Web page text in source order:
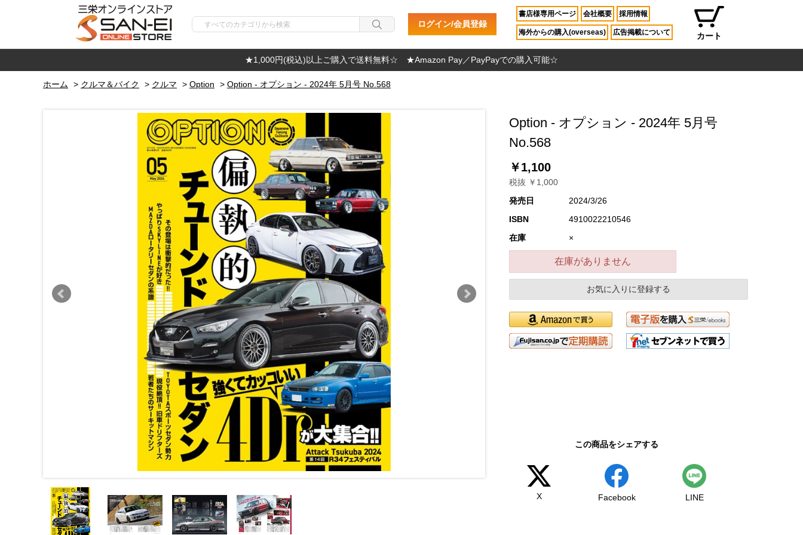
ログイン/会員登録
書店様専用ページ 会社概要 採用情報
海外からの購入(overseas) 広告掲載について カート
★1,000円(税込)以上ご購入で送料無料☆ ★Amazon Pay／PayPayでの購入可能☆
ホーム > クルマ＆バイク > クルマ > Option > Option - オプション - 2024年 5月号 No.568
Option - オプション - 2024年 5月号
No.568
￥1,100
税抜 ￥1,000
発売日
2024/3/26
ISBN
4910022210546
在庫
×
在庫がありません
お気に入りに登録する
この商品をシェアする
X Facebook LINE